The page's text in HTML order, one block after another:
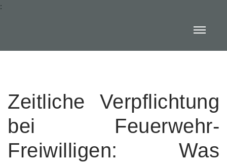
:
Zeitliche Verpflichtung
bei Feuerwehr-
Freiwilligen: Was